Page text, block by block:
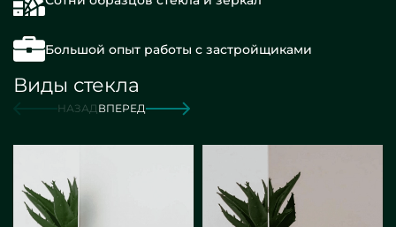
Большой опыт работы с застройщиками
Виды стекла
НАЗАДВПЕРЕД